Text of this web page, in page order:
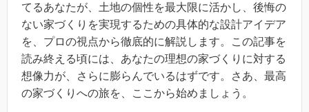
てるあなたが、土地の個性を最大限に活かし、後悔の
ない家づくりを実現するための具体的な設計アイデア
を、プロの視点から徹底的に解説します。この記事を
読み終える頃には、あなたの理想の家づくりに対する
想像力が、さらに膨らんでいるはずです。さあ、最高
の家づくりへの旅を、ここから始めましょう。